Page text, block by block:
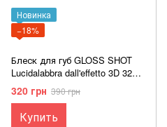
Новинка
−18%
Блеск для губ GLOSS SHOT
Lucidalabbra dall'effetto 3D 32
ANGEL WINGS
320 грн 390 грн
Купить